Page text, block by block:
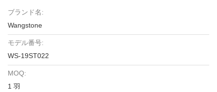
ブランド名:
Wangstone
モデル番号:
WS-19ST022
MOQ:
1 羽